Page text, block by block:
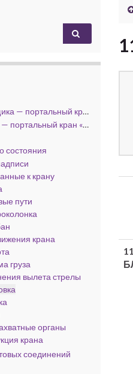
«Альбатрос», «Сокол» и «Кондор»
«Альбатрос», «Сокол» и «Кондор»
состояния
к крану
пути
крана
груза
вылета стрелы
органы
крана
соединений